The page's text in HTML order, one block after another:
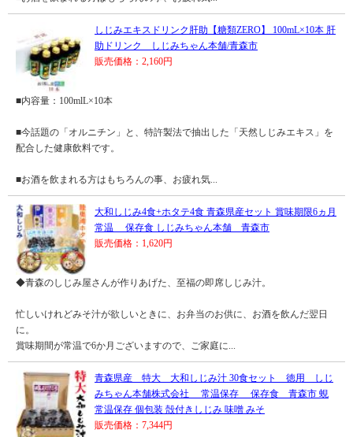
しじみエキスドリンク肝助【糖類ZERO】 100mL×10本 肝
助ドリンク しじみちゃん本舗/青森市
販売価格：2,160円
■内容量：100mlL×10本
■今話題の「オルニチン」と、特許製法で抽出した「天然しじみエキス」を
配合した健康飲料です。
■お酒を飲まれる方はもちろんの事、お疲れ気...
大和しじみ4食+ホタテ4食 青森県産セット 賞味期限6ヵ月
常温 保存食 しじみちゃん本舗 青森市
販売価格：1,620円
◆青森のしじみ屋さんが作りあげた、至福の即席しじみ汁。
忙しいけれどみそ汁が欲しいときに、お弁当のお供に、お酒を飲んだ翌日
に。
賞味期間が常温で6か月ございますので、ご家庭に...
青森県産 特大 大和しじみ汁 30食セット 徳用 しじ
みちゃん本舗株式会社 常温保存 保存食 青森市 蜆
常温保存 個包装 殻付きしじみ 味噌 みそ
販売価格：7,344円